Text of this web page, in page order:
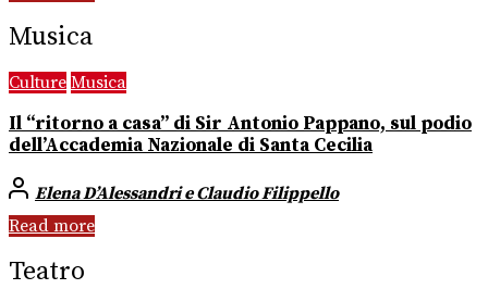
Musica
Culture Musica
Il “ritorno a casa” di Sir Antonio Pappano, sul podio
dell’Accademia Nazionale di Santa Cecilia
Elena D’Alessandri e Claudio Filippello
Read more
Teatro